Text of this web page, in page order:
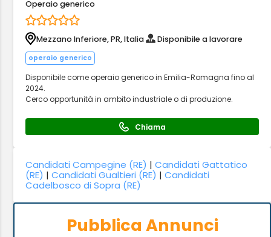
Operaio generico
Mezzano Inferiore, PR, Italia Disponibile a lavorare
operaio generico
Disponibile come operaio generico in Emilia-Romagna fino al
2024.
Cerco opportunità in ambito industriale o di produzione.
Chiama
Candidati Campegine (RE) |Candidati Gattatico
(RE) |Candidati Gualtieri (RE) |Candidati
Cadelbosco di Sopra (RE)
Pubblica Annunci